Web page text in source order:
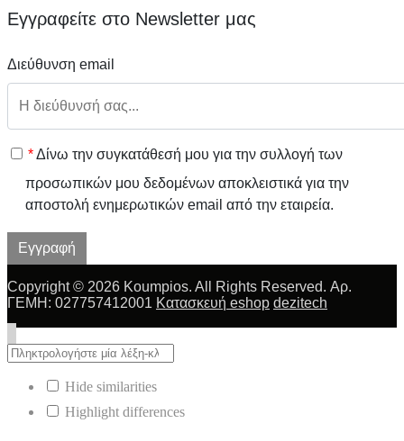
Εγγραφείτε στο Newsletter μας
Διεύθυνση email
*Δίνω την συγκατάθεσή μου για την συλλογή των
προσωπικών μου δεδομένων αποκλειστικά για την
αποστολή ενημερωτικών email από την εταιρεία.
Εγγραφή
Copyright © 2026 Koumpios. All Rights Reserved. Αρ.
ΓΕΜΗ: 027757412001 Κατασκευή eshop dezitech
Hide similarities
Highlight differences